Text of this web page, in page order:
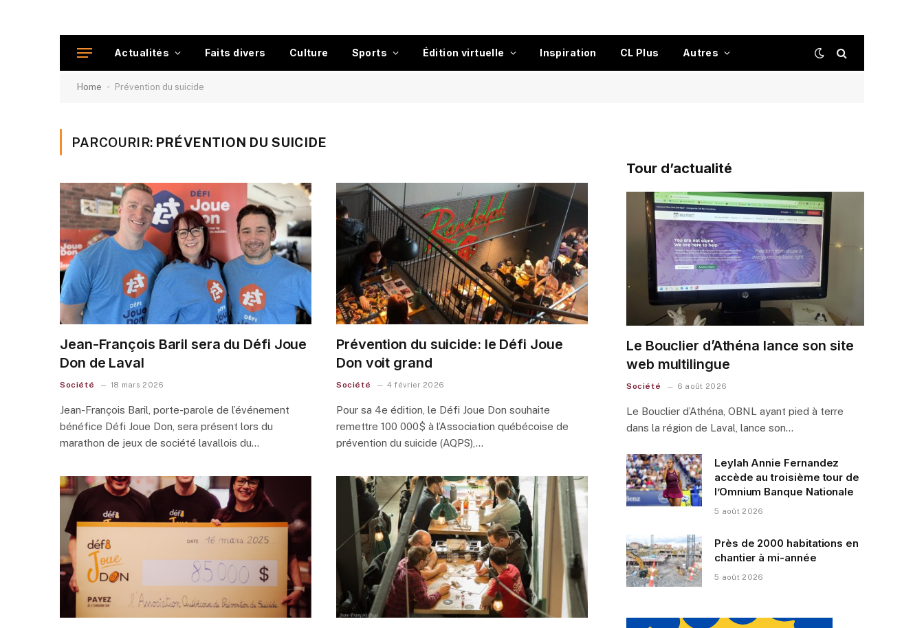
Actualités Faits divers Culture Sports Édition virtuelle Inspiration CL Plus Autres
Home - Prévention du suicide
PARCOURIR: PRÉVENTION DU SUICIDE
Jean-François Baril sera du Défi Joue
Don de Laval
Société 18 mars 2026
Jean-François Baril, porte-parole de l’événement
bénéfice Défi Joue Don, sera présent lors du
marathon de jeux de société lavallois du…
Prévention du suicide: le Défi Joue
Don voit grand
Société 4 février 2026
Pour sa 4e édition, le Défi Joue Don souhaite
remettre 100 000$ à l’Association québécoise de
prévention du suicide (AQPS),…
Tour d’actualité
Le Bouclier d’Athéna lance son site
web multilingue
Société 6 août 2026
Le Bouclier d’Athéna, OBNL ayant pied à terre
dans la région de Laval, lance son…
Leylah Annie Fernandez
accède au troisième tour de
l’Omnium Banque Nationale
5 août 2026
Près de 2000 habitations en
chantier à mi-année
5 août 2026